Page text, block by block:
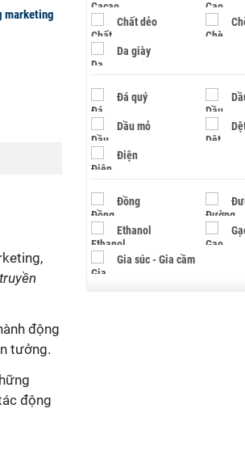
marketing
động
tưởng.
động
Chất dẻo
Da giày
Đá quý
Dầu mỏ
Điện
Đồng
Ethanol
Gia súc - Gia cầm